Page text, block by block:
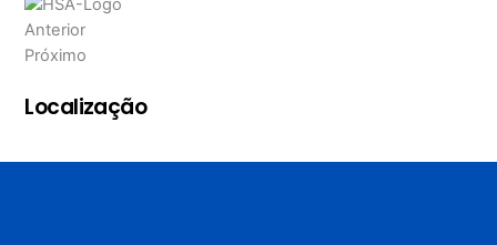
Anterior
Próximo
Localização